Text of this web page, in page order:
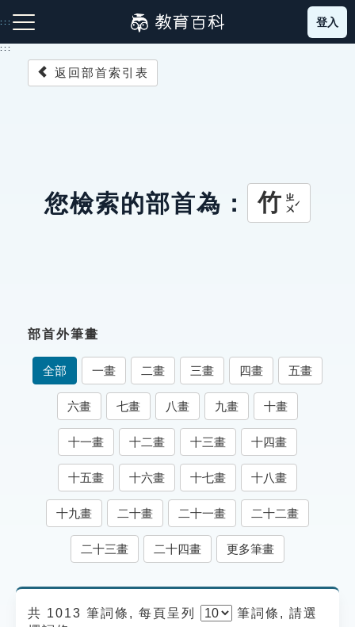
到
主
:::
成語故事
索引選單
知識索引
單字索引
生命大百科索引
遊戲專區
貓頭鷹博士
登入
:::
返回部首索引表
您檢索的部首為： 竹 ㄓㄨˊ
部首外筆畫
全部 一畫 二畫 三畫 四畫 五畫
六畫 七畫 八畫 九畫 十畫
十一畫 十二畫 十三畫 十四畫
十五畫 十六畫 十七畫 十八畫
十九畫 二十畫 二十一畫 二十二畫
二十三畫 二十四畫 更多筆畫
共 1013 筆詞條, 每頁呈列 筆詞條, 請選